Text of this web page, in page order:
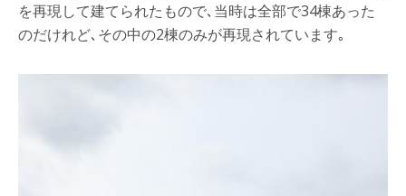
を再現して建てられたもので､当時は全部で34棟あった
のだけれど､その中の2棟のみが再現されています｡